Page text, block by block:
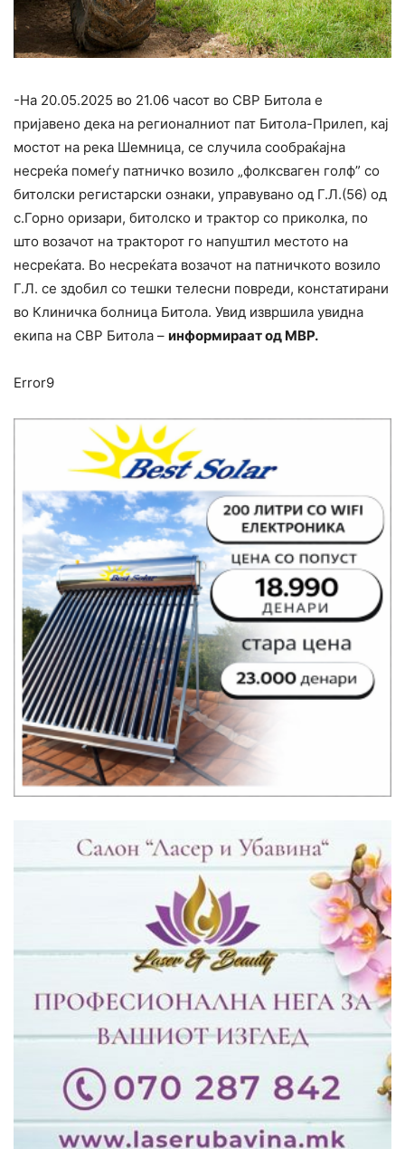
-На 20.05.2025 во 21.06 часот во СВР Битола е
пријавено дека на регионалниот пат Битола-Прилеп, кај
мостот на река Шемница, се случила сообраќајна
несреќа помеѓу патничко возило „фолксваген голф” со
битолски регистарски ознаки, управувано од Г.Л.(56) од
с.Горно оризари, битолско и трактор со приколка, по
што возачот на тракторот го напуштил местото на
несреќата. Во несреќата возачот на патничкото возило
Г.Л. се здобил со тешки телесни повреди, констатирани
во Клиничка болница Битола. Увид извршила увидна
екипа на СВР Битола – информираат од МВР.
Error9